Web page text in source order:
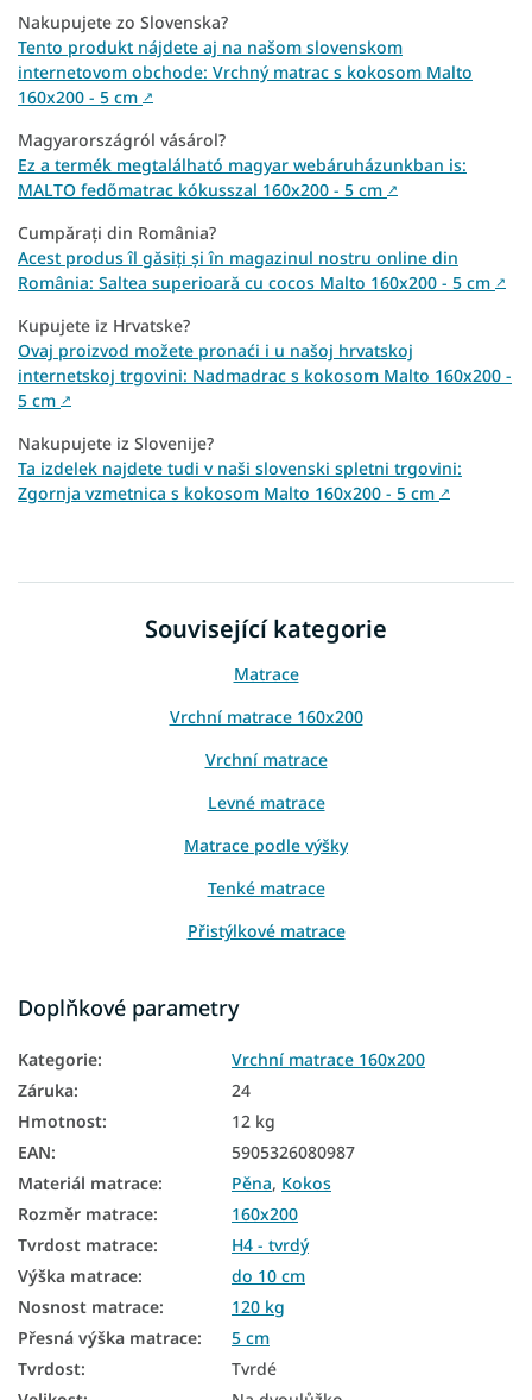
Nakupujete zo Slovenska?
Tento produkt nájdete aj na našom slovenskom
internetovom obchode: Vrchný matrac s kokosom Malto
160x200 - 5 cm ↗
Magyarországról vásárol?
Ez a termék megtalálható magyar webáruházunkban is:
MALTO fedőmatrac kókusszal 160x200 - 5 cm ↗
Cumpărați din România?
Acest produs îl găsiți și în magazinul nostru online din
România: Saltea superioară cu cocos Malto 160x200 - 5 cm ↗
Kupujete iz Hrvatske?
Ovaj proizvod možete pronaći i u našoj hrvatskoj
internetskoj trgovini: Nadmadrac s kokosom Malto 160x200 -
5 cm ↗
Nakupujete iz Slovenije?
Ta izdelek najdete tudi v naši slovenski spletni trgovini:
Zgornja vzmetnica s kokosom Malto 160x200 - 5 cm ↗
Související kategorie
Matrace
Vrchní matrace 160x200
Vrchní matrace
Levné matrace
Matrace podle výšky
Tenké matrace
Přistýlkové matrace
Matrace na gauč
Matrace na válendu
Levné matrace 160x200
Tenké matrace 160x200
Vrchní matrace tvrdé
Vrchní matrace 5 cm
Doplňkové parametry
Kategorie:
Vrchní matrace 160x200
Záruka:
24
Hmotnost:
12 kg
EAN:
5905326080987
Materiál matrace: Pěna, Kokos
Rozměr matrace:
160x200
Tvrdost matrace:
H4 - tvrdý
Výška matrace:
do 10 cm
Nosnost matrace:
120 kg
Přesná výška matrace:
5 cm
Tvrdost:
Tvrdé